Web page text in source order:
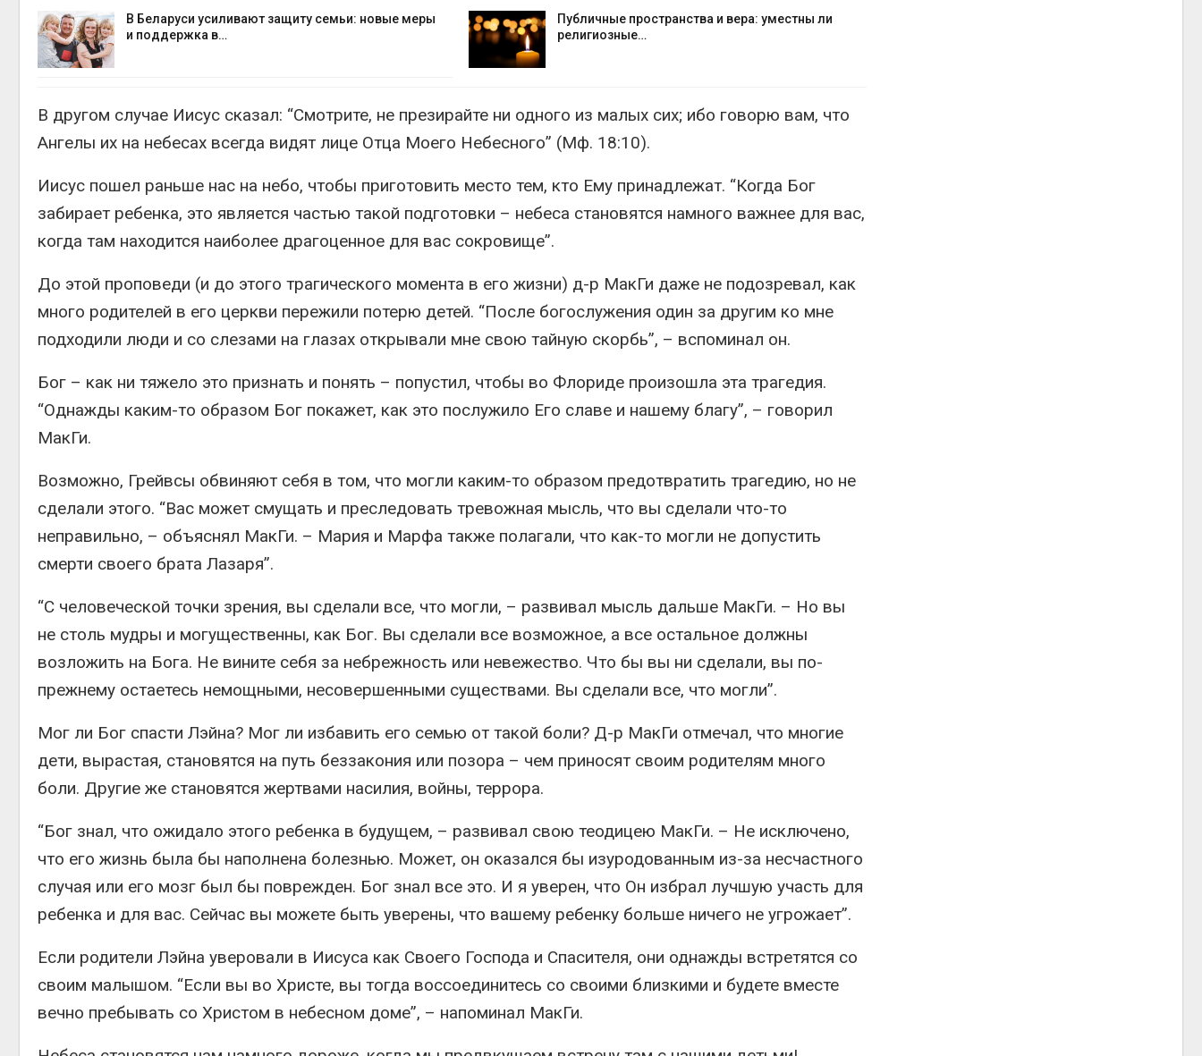
В Беларуси усиливают защиту семьи: новые меры
и поддержка в…
Публичные пространства и вера: уместны ли
религиозные…
В другом случае Иисус сказал: “Смотрите, не презирайте ни одного из малых сих; ибо говорю вам, что
Ангелы их на небесах всегда видят лице Отца Моего Небесного” (Мф. 18:10).
Иисус пошел раньше нас на небо, чтобы приготовить место тем, кто Ему принадлежат. “Когда Бог
забирает ребенка, это является частью такой подготовки – небеса становятся намного важнее для вас,
когда там находится наиболее драгоценное для вас сокровище”.
До этой проповеди (и до этого трагического момента в его жизни) д-р МакГи даже не подозревал, как
много родителей в его церкви пережили потерю детей. “После богослужения один за другим ко мне
подходили люди и со слезами на глазах открывали мне свою тайную скорбь”, – вспоминал он.
Бог – как ни тяжело это признать и понять – попустил, чтобы во Флориде произошла эта трагедия.
“Однажды каким-то образом Бог покажет, как это послужило Его славе и нашему благу”, – говорил
МакГи.
Возможно, Грейвсы обвиняют себя в том, что могли каким-то образом предотвратить трагедию, но не
сделали этого. “Вас может смущать и преследовать тревожная мысль, что вы сделали что-то
неправильно, – объяснял МакГи. – Мария и Марфа также полагали, что как-то могли не допустить
смерти своего брата Лазаря”.
“С человеческой точки зрения, вы сделали все, что могли, – развивал мысль дальше МакГи. – Но вы
не столь мудры и могущественны, как Бог. Вы сделали все возможное, а все остальное должны
возложить на Бога. Не вините себя за небрежность или невежество. Что бы вы ни сделали, вы по-
прежнему остаетесь немощными, несовершенными существами. Вы сделали все, что могли”.
Мог ли Бог спасти Лэйна? Мог ли избавить его семью от такой боли? Д-р МакГи отмечал, что многие
дети, вырастая, становятся на путь беззакония или позора – чем приносят своим родителям много
боли. Другие же становятся жертвами насилия, войны, террора.
“Бог знал, что ожидало этого ребенка в будущем, – развивал свою теодицею МакГи. – Не исключено,
что его жизнь была бы наполнена болезнью. Может, он оказался бы изуродованным из-за несчастного
случая или его мозг был бы поврежден. Бог знал все это. И я уверен, что Он избрал лучшую участь для
ребенка и для вас. Сейчас вы можете быть уверены, что вашему ребенку больше ничего не угрожает”.
Если родители Лэйна уверовали в Иисуса как Своего Господа и Спасителя, они однажды встретятся со
своим малышом. “Если вы во Христе, вы тогда воссоединитесь со своими близкими и будете вместе
вечно пребывать со Христом в небесном доме”, – напоминал МакГи.